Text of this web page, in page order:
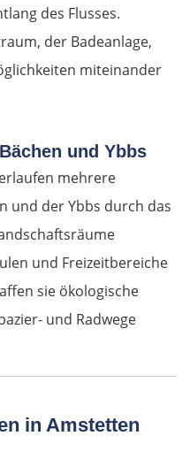
des Flusses.
der Badeanlage,
miteinander
und Ybbs
mehrere
und der Ybbs durch das
und Freizeitbereiche
sie ökologische
und Radwege
in Amstetten